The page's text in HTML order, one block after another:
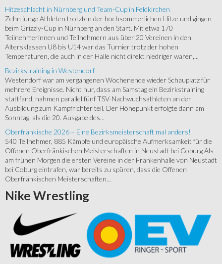
Hitzeschlacht in Nürnberg und Team-Cup in Feldkirchen
Zehn junge Athleten trotzten der hochsommerlichen Hitze und gingen
beim Grizzly-Cup in Nürnberg an den Start. Mit etwa 170
Teilnehmerinnen und Teilnehmern aus über 20 Vereinen in den
Altersklassen U8 bis U14 war das Turnier trotz der hohen
Temperaturen, die auch in der Halle nicht direkt niedriger waren,...
Bezirkstraining in Westendorf
Westendorf war am vergangenen Wochenende wieder Schauplatz für
mehrere Ereignisse. Nicht nur, dass am Samstag ein Bezirkstraining
stattfand, nahmen parallel fünf TSV-Nachwuchsathleten an der
Ausbildung zum Kampfrichter teil. Der Höhepunkt erfolgte dann am
Sonntag, als die 20. Ausgabe des...
Oberfränkische 2026 – Eine Bezirksmeisterschaft mal anders!
540 Teilnehmer, 885 Kämpfe und europäische Aufmerksamkeit für die
Offenen Oberfränkischen Meisterschaften in Neustadt bei Coburg Als
am frühen Morgen die ersten Vereine in der Frankenhalle von Neustadt
bei Coburg eintrafen, war bereits zu spüren, dass die Offenen
Oberfränkischen Meisterschaften...
Nike Wrestling